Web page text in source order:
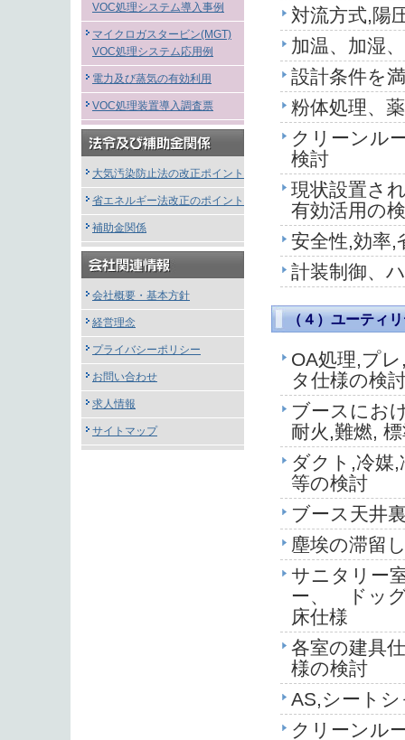
対流方式,陽
加温、加湿
設計条件を
粉体処理、
クリーンル
検討
現状設置さ
有効活用の
安全性,効率,
計装制御、
（４）ユーティ
OA処理,プ
タ仕様の検
ブースにお
耐火,難燃,
ダクト,冷媒
等の検討
ブース天井
塵埃の滞留
サニタリー
ー、 ドッグ
床仕様
各室の建具
様の検討
AS,シート
クリーンル
VOC処理システム導入事例
マイクロガスタービン(MGT)
VOC処理システム応用例
電力及び蒸気の有効利用
VOC処理装置導入調査票
大気汚染防止法の改正ポイント
省エネルギー法改正のポイント
補助金関係
会社概要・基本方針
経営理念
プライバシーポリシー
お問い合わせ
求人情報
サイトマップ